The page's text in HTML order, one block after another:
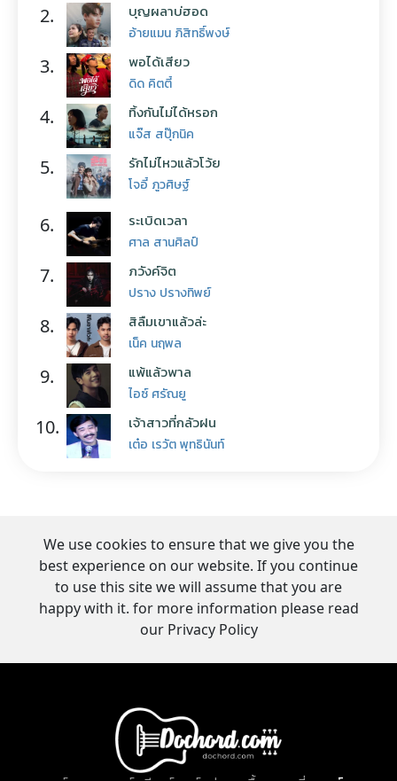
2. บุญผลาบ่ฮอด
อ้ายแมน ภิสิทธิ์พงษ์
3. พอได้เสียว
ดิด คิตตี้
4. ทิ้งกันไม่ได้หรอก
แจ๊ส สปุ๊กนิค
5. รักไม่ไหวแล้วโว้ย
โจอี้ ภูวศิษฐ์
6. ระเบิดเวลา
ศาล สานศิลป์
7. ภวังค์จิต
ปราง ปรางทิพย์
8. สิลืมเขาแล้วล่ะ
เน็ค นฤพล
9. แพ้แล้วพาล
ไอซ์ ศรัณยู
10. เจ้าสาวที่กลัวฝน
เต๋อ เรวัต พุทธินันท์
We use cookies to ensure that we give you the
best experience on our website. If you continue
to use this site we will assume that you are
happy with it. for more information please read
our Privacy Policy